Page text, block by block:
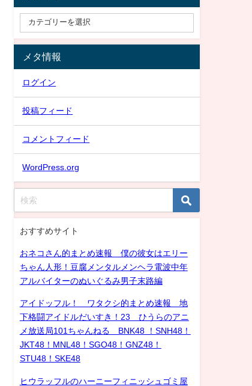
メタ情報
ログイン
投稿フィード
コメントフィード
WordPress.org
おすすめサイト
おネコさん的まとめ速報 僕の彼女はエリー
ちゃん人形！豆腐メンタルメンヘラ電波中年
アルバイターのぬいぐるみ男子末路編
アイドッフル！ ワタクシ的まとめ速報 地
下格闘アイドルだいすき！23 ひうらのアニ
メ放送局101ちゃんねる BNK48 ！SNH48！
JKT48！MNL48！SGO48！GNZ48！
STU48！SKE48
ヒウラッフルのハーニーフィニッシュゴミ屋